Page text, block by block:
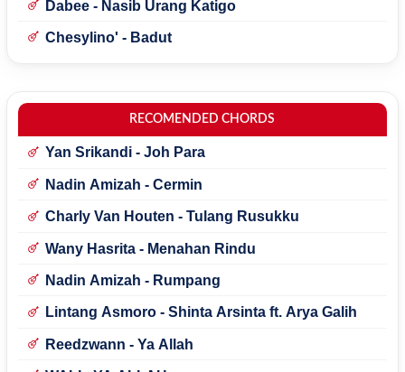
Dabee - Nasib Urang Katigo
Chesylino' - Badut
RECOMENDED CHORDS
Yan Srikandi - Joh Para
Nadin Amizah - Cermin
Charly Van Houten - Tulang Rusukku
Wany Hasrita - Menahan Rindu
Nadin Amizah - Rumpang
Lintang Asmoro - Shinta Arsinta ft. Arya Galih
Reedzwann - Ya Allah